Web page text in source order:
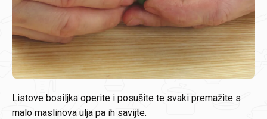
Listove bosiljka operite i posušite te svaki premažite s
malo maslinova ulja pa ih savijte.